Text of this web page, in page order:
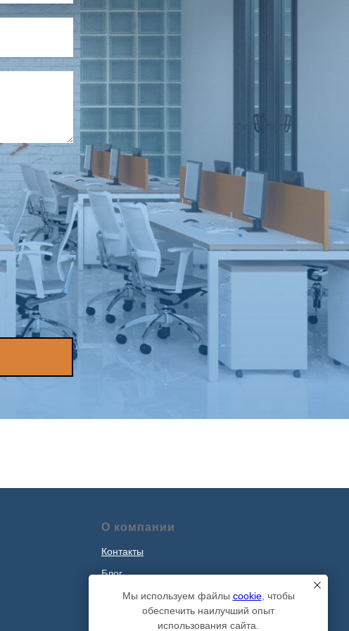
Мы используем файлы cookie, чтобы
обеспечить наилучший опыт
использования сайта.
О компании
Контакты
Блог
Наши проекты
Политика обработки персональных